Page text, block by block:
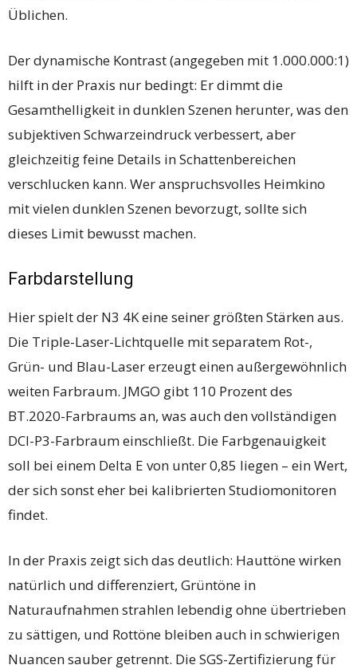
Üblichen.
Der dynamische Kontrast (angegeben mit 1.000.000:1)
hilft in der Praxis nur bedingt: Er dimmt die
Gesamthelligkeit in dunklen Szenen herunter, was den
subjektiven Schwarzeindruck verbessert, aber
gleichzeitig feine Details in Schattenbereichen
verschlucken kann. Wer anspruchsvolles Heimkino
mit vielen dunklen Szenen bevorzugt, sollte sich
dieses Limit bewusst machen.
Farbdarstellung
Hier spielt der N3 4K eine seiner größten Stärken aus.
Die Triple-Laser-Lichtquelle mit separatem Rot-,
Grün- und Blau-Laser erzeugt einen außergewöhnlich
weiten Farbraum. JMGO gibt 110 Prozent des
BT.2020-Farbraums an, was auch den vollständigen
DCI-P3-Farbraum einschließt. Die Farbgenauigkeit
soll bei einem Delta E von unter 0,85 liegen – ein Wert,
der sich sonst eher bei kalibrierten Studiomonitoren
findet.
In der Praxis zeigt sich das deutlich: Hauttöne wirken
natürlich und differenziert, Grüntöne in
Naturaufnahmen strahlen lebendig ohne übertrieben
zu sättigen, und Rottöne bleiben auch in schwierigen
Nuancen sauber getrennt. Die SGS-Zertifizierung für